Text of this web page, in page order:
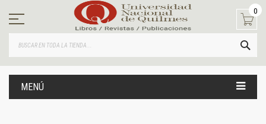
contenido
0
MENÚ